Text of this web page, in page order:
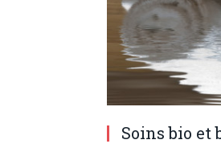
Soins bio et